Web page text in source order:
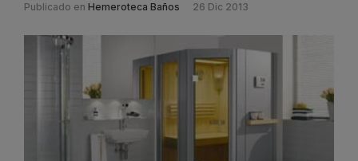
Publicado en Hemeroteca Baños 26 Dic 2013